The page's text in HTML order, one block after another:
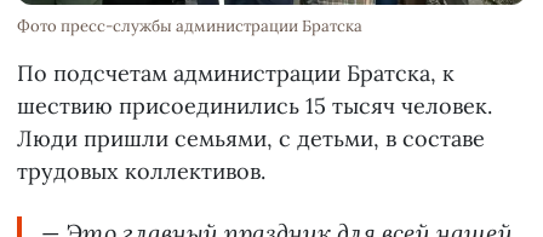
Фото пресс-службы администрации Братска
По подсчетам администрации Братска, к
шествию присоединились 15 тысяч человек.
Люди пришли семьями, с детьми, в составе
трудовых коллективов.